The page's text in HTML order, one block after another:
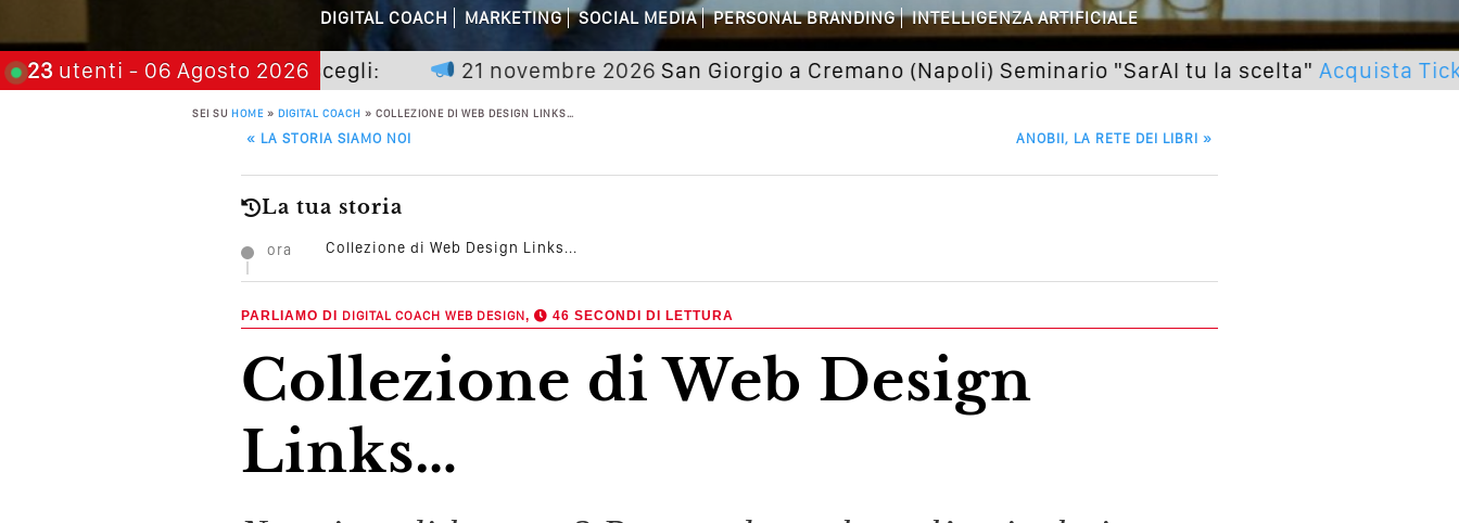
Perché Non Guadagni Sui Social Media? Probabilmente Tutto Peggiorerà
Quali Sono Gli Errori Della Comunicazione Politica? Il Caso Delle Braccia Incrociate
DIGITAL COACH MARKETING SOCIAL MEDIA PERSONAL BRANDING INTELLIGENZA ARTIFICIALE
23 utenti - 06 Agosto 2026
premia chi aspetta, scegli: 21 novembre 2026San Giorgio a Cremano (Napoli) Seminario "SarAI tu la scelta"Acquista Ticket
SEI SU HOME » DIGITAL COACH » COLLEZIONE DI WEB DESIGN LINKS…
POST NAVIGATION
« LA STORIA SIAMO NOI ANOBII, LA RETE DEI LIBRI »
La tua storia
ora Collezione di Web Design Links...
PARLIAMO DI DIGITAL COACH WEB DESIGN, 46 SECONDI DI LETTURA
Collezione di Web Design
Links…